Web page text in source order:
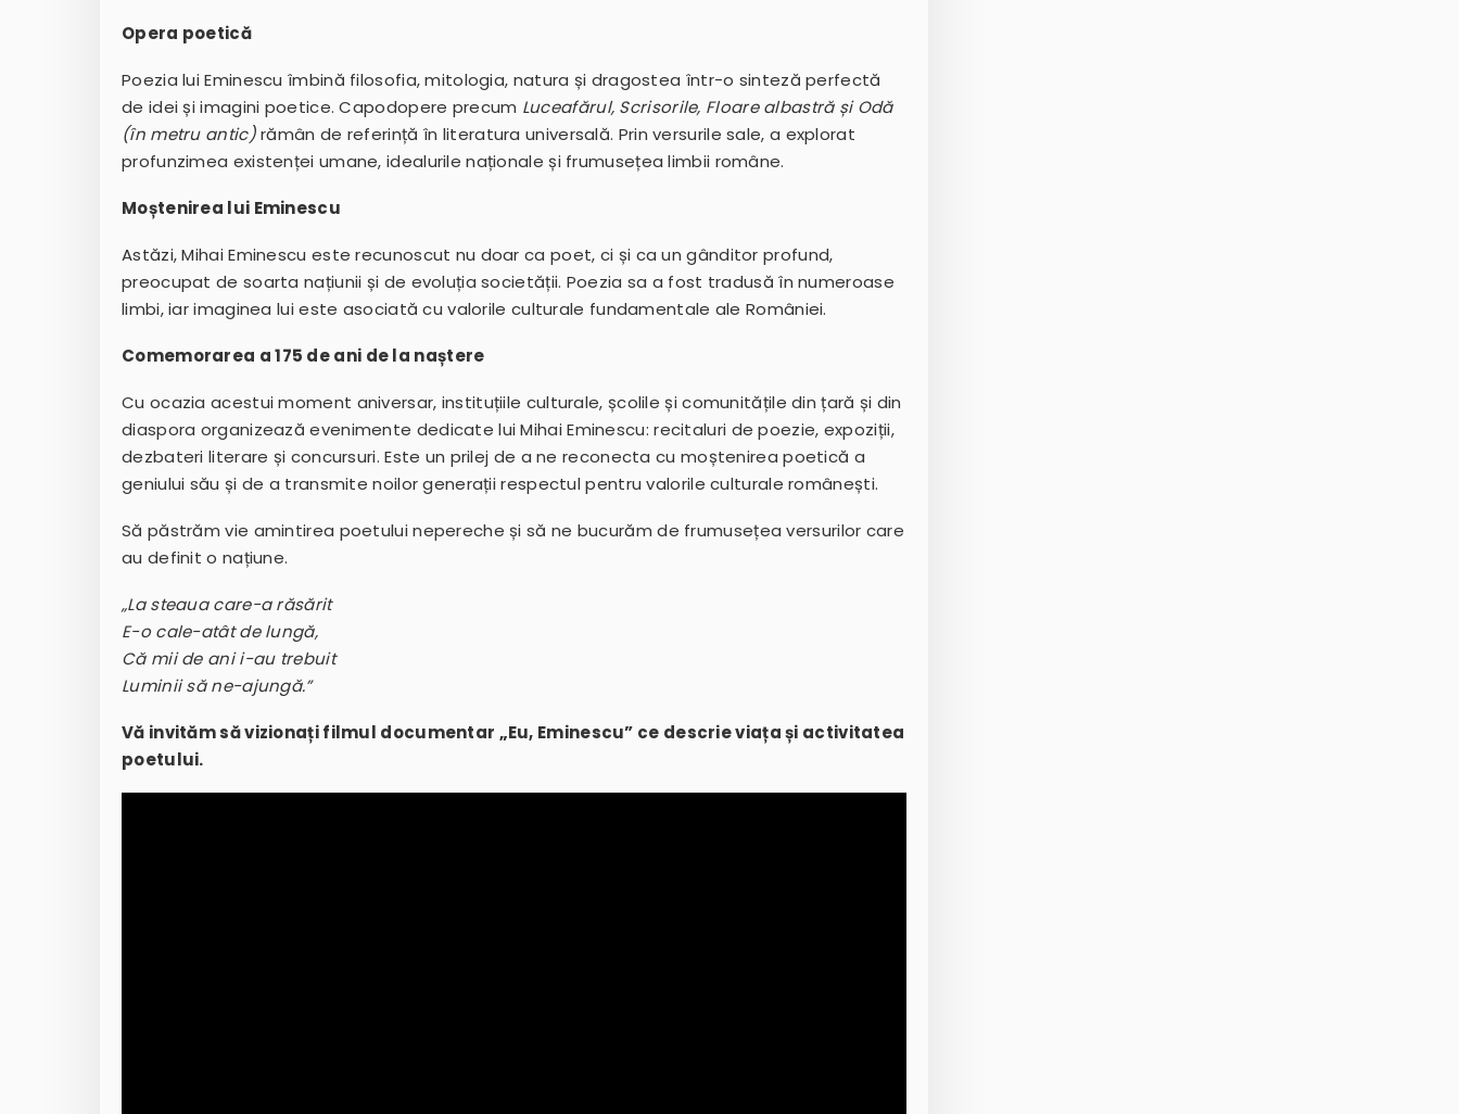
Opera poetică
Poezia lui Eminescu îmbină filosofia, mitologia, natura și dragostea într-o sinteză perfectă
de idei și imagini poetice. Capodopere precum Luceafărul, Scrisorile, Floare albastră și Odă
(în metru antic)rămân de referință în literatura universală. Prin versurile sale, a explorat
profunzimea existenței umane, idealurile naționale și frumusețea limbii române.
Moștenirea lui Eminescu
Astăzi, Mihai Eminescu este recunoscut nu doar ca poet, ci și ca un gânditor profund,
preocupat de soarta națiunii și de evoluția societății. Poezia sa a fost tradusă în numeroase
limbi, iar imaginea lui este asociată cu valorile culturale fundamentale ale României.
Comemorarea a 175 de ani de la naștere
Cu ocazia acestui moment aniversar, instituțiile culturale, școlile și comunitățile din țară și din
diaspora organizează evenimente dedicate lui Mihai Eminescu: recitaluri de poezie, expoziții,
dezbateri literare și concursuri. Este un prilej de a ne reconecta cu moștenirea poetică a
geniului său și de a transmite noilor generații respectul pentru valorile culturale românești.
Să păstrăm vie amintirea poetului nepereche și să ne bucurăm de frumusețea versurilor care
au definit o națiune.
„La steaua care-a răsărit
E-o cale-atât de lungă,
Că mii de ani i-au trebuit
Luminii să ne-ajungă.”
Vă invităm să vizionați filmul documentar „Eu, Eminescu” ce descrie viața și activitatea
poetului.